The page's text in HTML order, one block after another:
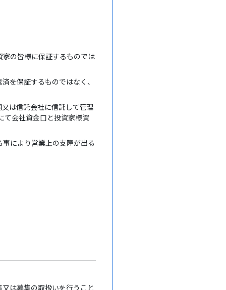
の皆様に保証するものでは
を保証するものではなく、
は信託会社に信託して管理
て会社資金口と投資家様資
により営業上の支障が出る
は募集の取扱いを行うこと